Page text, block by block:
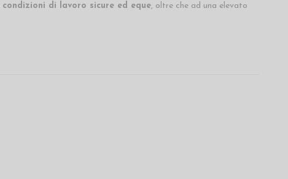
condizioni di lavoro sicure ed eque, oltre che ad una elevato